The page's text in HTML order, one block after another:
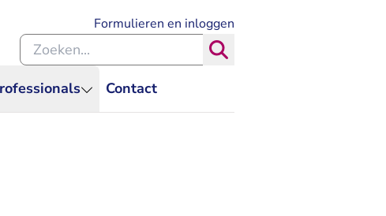
Contact
Formulieren en inloggen
Zoeken binnen de Rechtspraak